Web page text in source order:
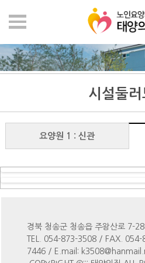
시설둘러
요양원 1 : 신관
경북 청송군 청송읍 주왕산로 7-
TEL. 054-873-3508 / FAX. 054-
7446 / E.mail: